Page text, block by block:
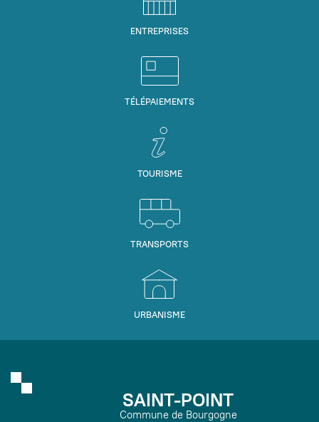
ENTREPRISES
TÉLÉPAIEMENTS
TOURISME
TRANSPORTS
URBANISME
SAINT-POINT
Commune de Bourgogne